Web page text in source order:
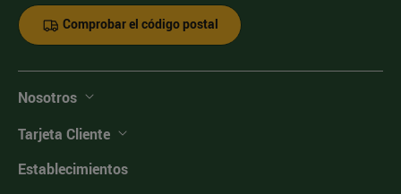
Comprobar el código postal
Nosotros
Tarjeta Cliente
Establecimientos